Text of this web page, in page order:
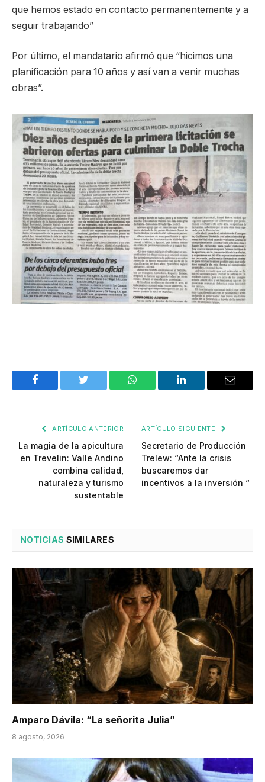
que hemos estado en contacto permanentemente y a
seguir trabajando”
Por último, el mandatario afirmó que “hicimos una
planificación para 10 años y así van a venir muchas
obras”.
Facebook Twitter WhatsApp LinkedIn Email
ARTÍCULO ANTERIOR
La magia de la apicultura
en Trevelin: Valle Andino
combina calidad,
naturaleza y turismo
sustentable
ARTÍCULO SIGUIENTE
Secretario de Producción
Trelew: “Ante la crisis
buscaremos dar
incentivos a la inversión “
NOTICIAS SIMILARES
Amparo Dávila: “La señorita Julia”
8 agosto, 2026